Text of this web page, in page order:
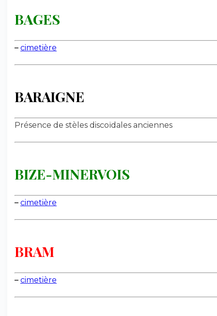
BAGES
– cimetière
BARAIGNE
Présence de stèles discoïdales anciennes
BIZE-MINERVOIS
– cimetière
BRAM
– cimetière